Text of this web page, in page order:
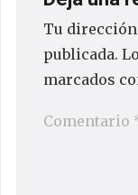
Tu
publicada.
marcados